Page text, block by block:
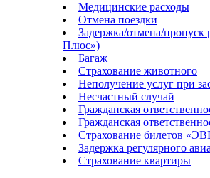
Медицинские расходы
Отмена поездки
Задержка/отмена/
Плюс»)
Багаж
Страхование животного
Неполучение услуг при
Несчастный случай
Гражданская
Гражданская
Страхование билетов
Задержка регулярного
Страхование квартиры